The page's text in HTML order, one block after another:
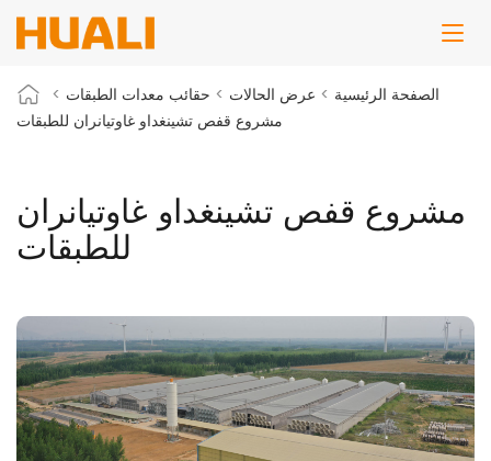
الصفحة الرئيسية > عرض الحالات > حقائب معدات الطبقات >
مشروع قفص تشينغداو غاوتيانران للطبقات
مشروع قفص تشينغداو غاوتيانران
للطبقات